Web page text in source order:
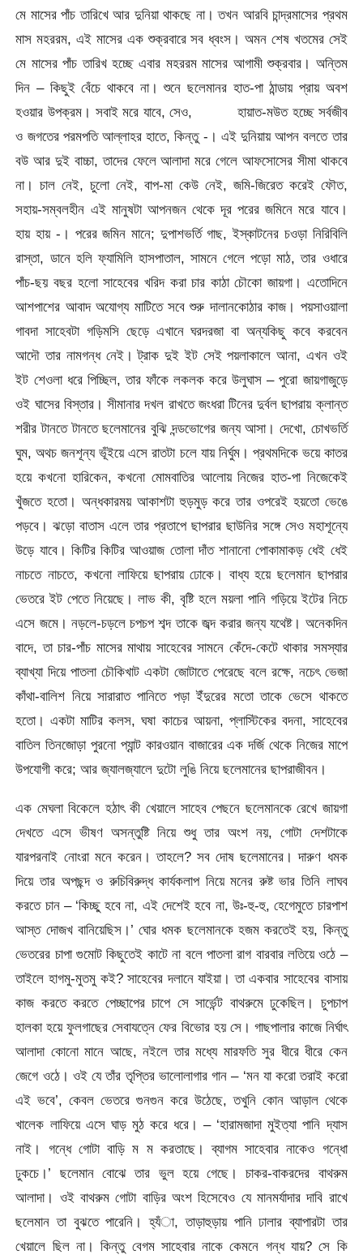
মে মাসের পাঁচ তারিখে আর দুনিয়া থাকছে না। তখন আরবি চান্দ্রমাসের প্রথম
মাস মহররম, এই মাসের এক শুক্রবারে সব ধ্বংস। অমন শেষ খতমের সেই
মে মাসের পাঁচ তারিখ হচ্ছে এবার মহররম মাসের আগামী শুক্রবার। অন্তিম
দিন – কিছুই বেঁচে থাকবে না। শুনে ছলেমানর হাত-পা ঠান্ডায় প্রায় অবশ
হওয়ার উপক্রম। সবাই মরে যাবে, সেও, হায়াত-মউত হচ্ছে সর্বজীব
ও জগতের পরমপতি আল্লাহর হাতে, কিন্তু -। এই দুনিয়ায় আপন বলতে তার
বউ আর দুই বাচ্চা, তাদের ফেলে আলাদা মরে গেলে আফসোসের সীমা থাকবে
না। চাল নেই, চুলো নেই, বাপ-মা কেউ নেই, জমি-জিরেত করেই ফৌত,
সহায়-সম্বলহীন এই মানুষটা আপনজন থেকে দূর পরের জমিনে মরে যাবে।
হায় হায় -। পরের জমিন মানে; দুপাশভর্তি গাছ, ইস্কাটনের চওড়া নিরিবিলি
রাস্তা, ডানে হলি ফ্যামিলি হাসপাতাল, সামনে গেলে পড়ো মাঠ, তার ওধারে
পাঁচ-ছয় বছর হলো সাহেবের খরিদ করা চার কাঠা চৌকো জায়গা। এতোদিনে
আশপাশের আবাদ অযোগ্য মাটিতে সবে শুরু দালানকোঠার কাজ। পয়সাওয়ালা
গাবদা সাহেবটা গড়িমসি ছেড়ে এখানে ঘরদরজা বা অন্যকিছু কবে করবেন
আদৌ তার নামগন্ধ নেই। ট্রাক দুই ইট সেই পয়লাকালে আনা, এখন ওই
ইট শেওলা ধরে পিচ্ছিল, তার ফাঁকে লকলক করে উলুঘাস – পুরো জায়গাজুড়ে
ওই ঘাসের বিস্তার। সীমানার দখল রাখতে জংধরা টিনের দুর্বল ছাপরায় ক্লান্ত
শরীর টানতে টানতে ছলেমানের বুঝি দন্ডভোগের জন্য আসা। দেখো, চোখভর্তি
ঘুম, অথচ জনশূন্য ভূঁইয়ে এসে রাতটা চলে যায় নির্ঘুম। প্রথমদিকে ভয়ে কাতর
হয়ে কখনো হারিকেন, কখনো মোমবাতির আলোয় নিজের হাত-পা নিজেকেই
খুঁজতে হতো। অন্ধকারময় আকাশটা হুড়মুড় করে তার ওপরেই হয়তো ভেঙে
পড়বে। ঝড়ো বাতাস এলে তার প্রতাপে ছাপরার ছাউনির সঙ্গে সেও মহাশূন্যে
উড়ে যাবে। কিটির কিটির আওয়াজ তোলা দাঁত শানানো পোকামাকড় ধেই ধেই
নাচতে নাচতে, কখনো লাফিয়ে ছাপরায় ঢোকে। বাধ্য হয়ে ছলেমান ছাপরার
ভেতরে ইট পেতে নিয়েছে। লাভ কী, বৃষ্টি হলে ময়লা পানি গড়িয়ে ইটের নিচে
এসে জমে। নড়লে-চড়লে চপচপ শব্দ তাকে জব্দ করার জন্য যথেষ্ট। অনেকদিন
বাদে, তা চার-পাঁচ মাসের মাথায় সাহেবের সামনে কেঁদে-কেটে থাকার সমস্যার
ব্যাখ্যা দিয়ে পাতলা চৌকিখাট একটা জোটাতে পেরেছে বলে রক্ষে, নচেৎ ভেজা
কাঁথা-বালিশ নিয়ে সারারাত পানিতে পড়া ইঁদুরের মতো তাকে ভেসে থাকতে
হতো। একটা মাটির কলস, ঘষা কাচের আয়না, প্লাস্টিকের বদনা, সাহেবের
বাতিল তিনজোড়া পুরনো প্যান্ট কারওয়ান বাজারের এক দর্জি থেকে নিজের মাপে
উপযোগী করে; আর জ্যালজ্যালে দুটো লুঙি নিয়ে ছলেমানের ছাপরাজীবন।
এক মেঘলা বিকেলে হঠাৎ কী খেয়ালে সাহেব পেছনে ছলেমানকে রেখে জায়গা
দেখতে এসে ভীষণ অসন্তুষ্টি নিয়ে শুধু তার অংশ নয়, গোটা দেশটাকে
যারপরনাই নোংরা মনে করেন। তাহলে? সব দোষ ছলেমানের। দারুণ ধমক
দিয়ে তার অপছন্দ ও রুচিবিরুদ্ধ কার্যকলাপ নিয়ে মনের রুষ্ট ভার তিনি লাঘব
করতে চান – ‘কিচ্ছু হবে না, এই দেশেই হবে না, উঃ-হু-হু, হেগেমুতে চারপাশ
আস্ত দোজখ বানিয়েছিস।’ ঘোর ধমক ছলেমানকে হজম করতেই হয়, কিন্তু
ভেতরের চাপা গুমোট কিছুতেই কাটে না বলে পাতলা রাগ বারবার লতিয়ে ওঠে –
তাইলে হাগমু-মুতমু কই? সাহেবের দলানে যাইয়া। তা একবার সাহেবের বাসায়
কাজ করতে করতে পেচ্ছাপের চাপে সে সার্ভেন্ট বাথরুমে ঢুকেছিল। চুপচাপ
হালকা হয়ে ফুলগাছের সেবাযত্নে ফের বিভোর হয় সে। গাছপালার কাজে নির্ঘাৎ
আলাদা কোনো মানে আছে, নইলে তার মধ্যে মারফতি সুর ধীরে ধীরে কেন
জেগে ওঠে। ওই যে তাঁর তৃপ্তির ভালোলাগার গান – ‘মন যা করো তরাই করো
এই ভবে’, কেবল ভেতরে গুনগুন করে উঠেছে, তখুনি কোন আড়াল থেকে
খালেক লাফিয়ে এসে ঘাড় মুঠ করে ধরে। – ‘হারামজাদা মুইত্যা পানি দ্যাস
নাই। গন্ধে গোটা বাড়ি ম ম করতাছে। ব্যাগম সাহেবার নাকেও গন্ধো
ঢুকচে।’ ছলেমান বোঝে তার ভুল হয়ে গেছে। চাকর-বাকরদের বাথরুম
আলাদা। ওই বাথরুম গোটা বাড়ির অংশ হিসেবেও যে মানমর্যাদার দাবি রাখে
ছলেমান তা বুঝতে পারেনি। হ্যঁা, তাড়াহুড়ায় পানি ঢালার ব্যাপারটা তার
খেয়ালে ছিল না। কিন্তু বেগম সাহেবার নাকে কেমনে গন্ধ যায়? সে কি